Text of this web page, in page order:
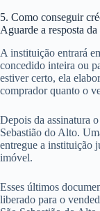
5. Como conseguir
Aguarde a resposta
A instituição entrará
concedido inteira ou
estiver certo, ela
comprador quanto o
Depois da assinatura
Sebastião do Alto.
entregue a instituição
imóvel.
Esses últimos
liberado para o